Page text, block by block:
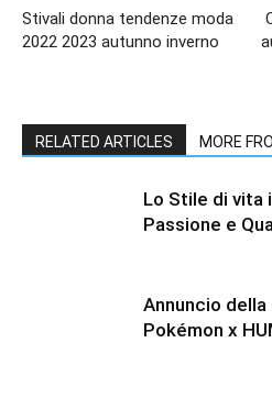
Stivali donna tendenze moda
2022 2023 autunno inverno
RELATED ARTICLES MORE
Lo Stile di vita
Passione e
Annuncio
Pokémon x